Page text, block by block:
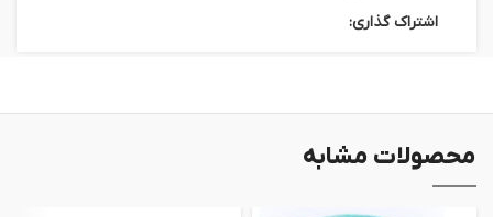
اشتراک گذاری:
محصولات مشابه